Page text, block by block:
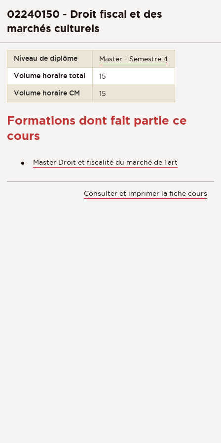
02240150 - Droit fiscal et des
marchés culturels
Niveau de diplôme Master - Semestre 4
Volume horaire total 15
Volume horaire CM 15
Formations dont fait partie ce
cours
Master Droit et fiscalité du marché de l'art
Consulter et imprimer la fiche cours